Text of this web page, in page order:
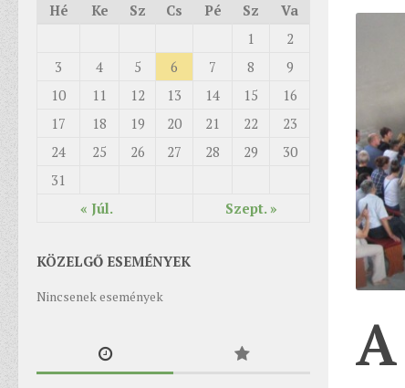
A
Hé
Ke Sz Cs Pé Sz Va
« Júl. Szept. »
1
2
3
4 5 6 7 8
9
10
11 12 13 14 15
16
17
18 19 20 21 22
23
24
25 26 27 28 29
30
31
KÖZELGŐ ESEMÉNYEK
Nincsenek események